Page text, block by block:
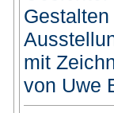
Gestalten
mit
von Uwe